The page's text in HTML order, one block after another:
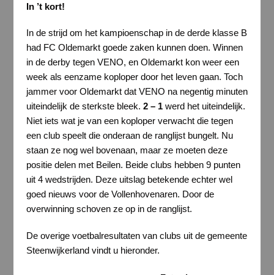
In ’t kort!
In de strijd om het kampioenschap in de derde klasse B
had FC Oldemarkt goede zaken kunnen doen. Winnen
in de derby tegen VENO, en Oldemarkt kon weer een
week als eenzame koploper door het leven gaan. Toch
jammer voor Oldemarkt dat VENO na negentig minuten
uiteindelijk de sterkste bleek. 2 – 1werd het uiteindelijk.
Niet iets wat je van een koploper verwacht die tegen
een club speelt die onderaan de ranglijst bungelt. Nu
staan ze nog wel bovenaan, maar ze moeten deze
positie delen met Beilen. Beide clubs hebben 9 punten
uit 4 wedstrijden. Deze uitslag betekende echter wel
goed nieuws voor de Vollenhovenaren. Door de
overwinning schoven ze op in de ranglijst.
De overige voetbalresultaten van clubs uit de gemeente
Steenwijkerland vindt u hieronder.